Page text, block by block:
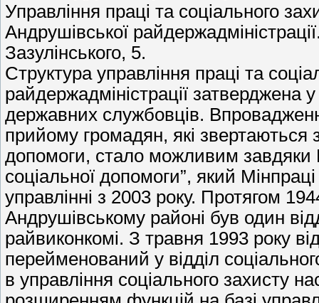
Управління праці та соціального
Андрушівської
Зазулінського, 5.
Структура управління праці та
райдержадміністрації затверджена
державних службовців.
прийому громадян, які звертаються
допомоги, стало можливим завдяки
соціальної допомоги”, який
управлінні з 2003 року. Протягом
Андрушівському районі був один
райвиконкомі. З травня 1993 року
перейменований у відділ
в управління соціального захисту